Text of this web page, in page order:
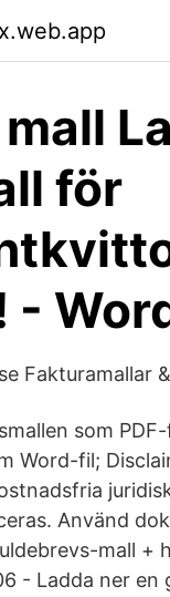
för
-
Fakturamallar
som
Word-fil;
Använd
mall +
- Ladda ner en